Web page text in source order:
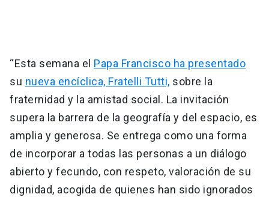
“Esta semana el Papa Francisco ha presentado
su nueva encíclica, Fratelli Tutti, sobre la
fraternidad y la amistad social. La invitación
supera la barrera de la geografía y del espacio, es
amplia y generosa. Se entrega como una forma
de incorporar a todas las personas a un diálogo
abierto y fecundo, con respeto, valoración de su
dignidad, acogida de quienes han sido ignorados